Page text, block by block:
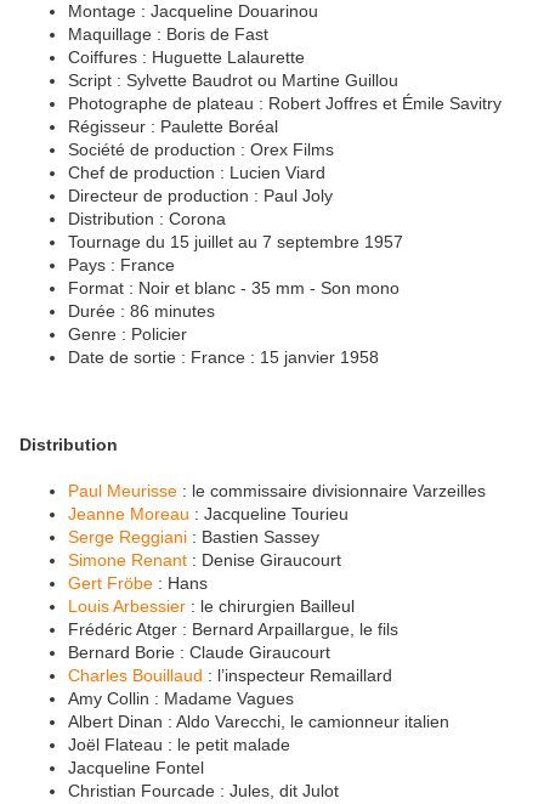
Montage : Jacqueline Douarinou
Maquillage : Boris de Fast
Coiffures : Huguette Lalaurette
Script : Sylvette Baudrot ou Martine Guillou
Photographe de plateau : Robert Joffres et Émile Savitry
Régisseur : Paulette Boréal
Société de production : Orex Films
Chef de production : Lucien Viard
Directeur de production : Paul Joly
Distribution : Corona
Tournage du 15 juillet au 7 septembre 1957
Pays : France
Format : Noir et blanc - 35 mm - Son mono
Durée : 86 minutes
Genre : Policier
Date de sortie : France : 15 janvier 1958
Distribution
Paul Meurisse : le commissaire divisionnaire Varzeilles
Jeanne Moreau : Jacqueline Tourieu
Serge Reggiani : Bastien Sassey
Simone Renant : Denise Giraucourt
Gert Fröbe : Hans
Louis Arbessier : le chirurgien Bailleul
Frédéric Atger : Bernard Arpaillargue, le fils
Bernard Borie : Claude Giraucourt
Charles Bouillaud : l’inspecteur Remaillard
Amy Collin : Madame Vagues
Albert Dinan : Aldo Varecchi, le camionneur italien
Joël Flateau : le petit malade
Jacqueline Fontel
Christian Fourcade : Jules, dit Julot